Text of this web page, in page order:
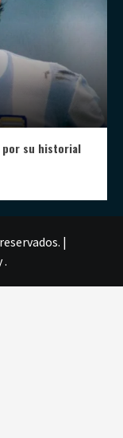
por su historial
|
.